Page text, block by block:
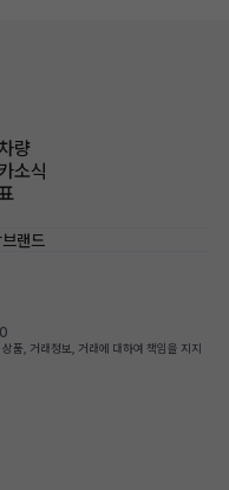
량
소식
브랜드
품, 거래정보, 거래에 대하여 책임을 지지